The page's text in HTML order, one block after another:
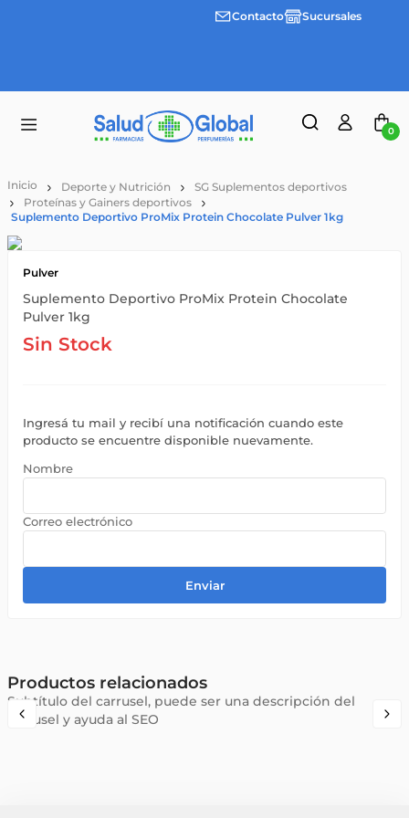
Envíos
Contacto Sucursales
0
Deporte y Nutrición
SG Suplementos deportivos
Proteínas y Gainers deportivos
Suplemento Deportivo ProMix Protein Chocolate Pulver 1kg
Pulver
Suplemento Deportivo ProMix Protein Chocolate
Pulver 1kg
Sin Stock
Ingresá tu mail y recibí una notificación cuando este
producto se encuentre disponible nuevamente.
Enviar
Productos relacionados
Subtítulo del carrusel, puede ser una descripción del
carrusel y ayuda al SEO